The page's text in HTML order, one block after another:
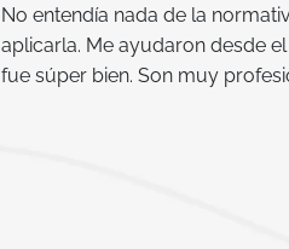
No entendía nada de la
aplicarla. Me ayudaron desde
fue súper bien. Son muy